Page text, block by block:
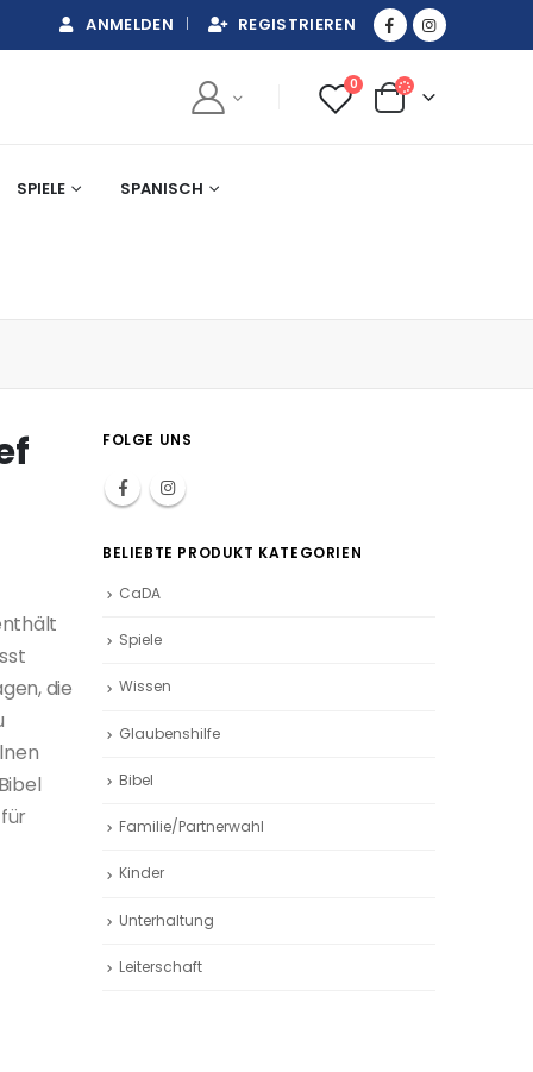
ANMELDEN REGISTRIEREN
0
SPIELE SPANISCH
die
FOLGE UNS
BELIEBTE PRODUKT KATEGORIEN
CaDA
Spiele
Wissen
Glaubenshilfe
Bibel
Familie/Partnerwahl
Kinder
Unterhaltung
Leiterschaft